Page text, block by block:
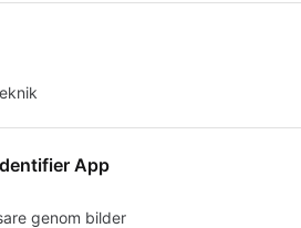
App
genom bilder